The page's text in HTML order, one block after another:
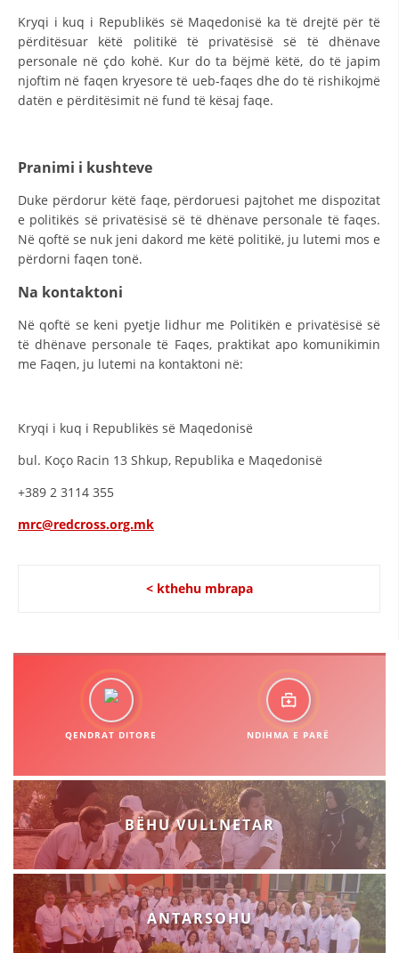
Kryqi i kuq i Republikës së Maqedonisë ka të drejtë për të
përditësuar këtë politikë të privatësisë së të dhënave
personale në çdo kohë. Kur do ta bëjmë këtë, do të japim
njoftim në faqen kryesore të ueb-faqes dhe do të rishikojmë
datën e përditësimit në fund të kësaj faqe.
Pranimi i kushteve
Duke përdorur këtë faqe, përdoruesi pajtohet me dispozitat
e politikës së privatësisë së të dhënave personale të faqes.
Në qoftë se nuk jeni dakord me këtë politikë, ju lutemi mos e
përdorni faqen tonë.
Na kontaktoni
Në qoftë se keni pyetje lidhur me Politikën e privatësisë së
të dhënave personale të Faqes, praktikat apo komunikimin
me Faqen, ju lutemi na kontaktoni në:
Kryqi i kuq i Republikës së Maqedonisë
bul. Koço Racin 13 Shkup, Republika e Maqedonisë
+389 2 3114 355
mrc@redcross.org.mk
< kthehu mbrapa
QENDRAT DITORE NDIHMA E PARË
BËHU VULLNETAR
ANTARSOHU